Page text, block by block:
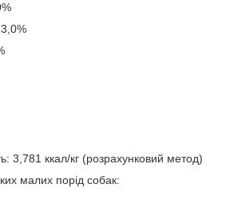
3,781 ккал/кг (розрахунковий метод)
малих порід собак: